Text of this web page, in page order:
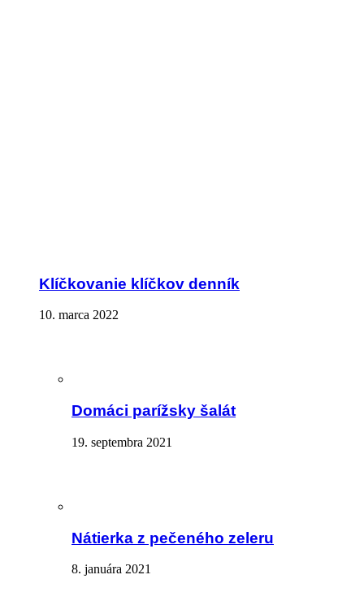
Klíčkovanie klíčkov denník
10. marca 2022
Domáci parížsky šalát
19. septembra 2021
Nátierka z pečeného zeleru
8. januára 2021